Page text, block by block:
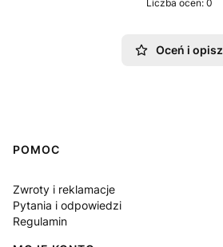
Liczba ocen: 0
Oceń i opisz
Linki w stopce
POMOC
Zwroty i reklamacje
Pytania i odpowiedzi
Regulamin